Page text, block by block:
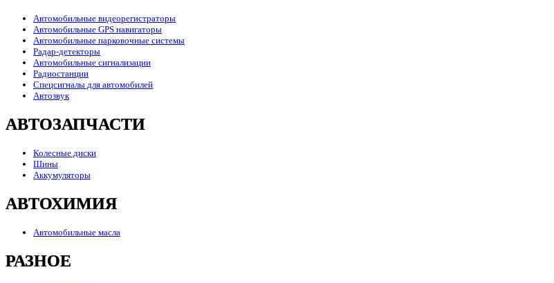
Автомобильные видеорегистраторы
Автомобильные GPS навигаторы
Автомобильные парковочные системы
Радар-детекторы
Автомобильные сигнализации
Радиостанции
Спецсигналы для автомобилей
Автозвук
АВТОЗАПЧАСТИ
Колесные диски
Шины
Аккумуляторы
АВТОХИМИЯ
Автомобильные масла
РАЗНОЕ